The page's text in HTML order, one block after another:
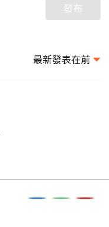
發布
最新發表在前